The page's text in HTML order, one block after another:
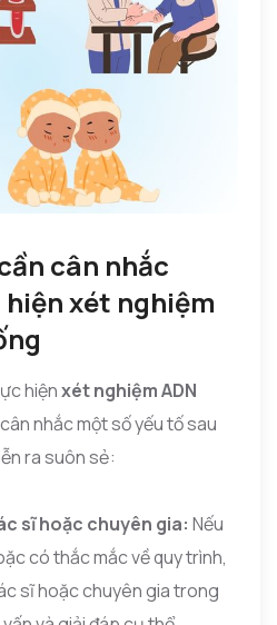
cân nhắc
xét nghiệm
hiệnxét nghiệm ADN
nhắc một số yếu tố sau
ra suôn sẻ:
sĩ hoặc chuyên gia: Nếu
có thắc mắc về quy trình,
sĩ hoặc chuyên gia trong